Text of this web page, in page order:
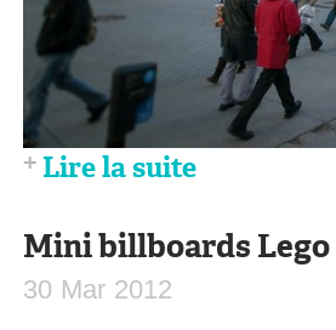
Lire la suite
Mini billboards Lego
30 Mar 2012